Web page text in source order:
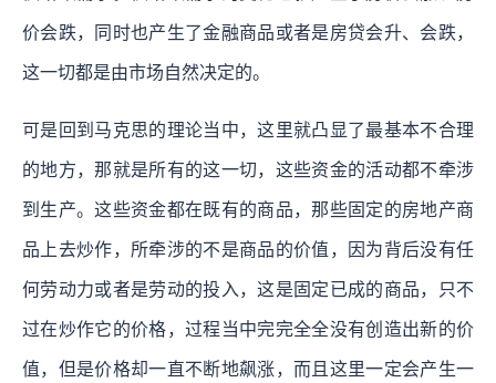
价会跌，同时也产生了金融商品或者是房贷会升、会跌，
这一切都是由市场自然决定的。
可是回到马克思的理论当中，这里就凸显了最基本不合理
的地方，那就是所有的这一切，这些资金的活动都不牵涉
到生产。这些资金都在既有的商品，那些固定的房地产商
品上去炒作，所牵涉的不是商品的价值，因为背后没有任
何劳动力或者是劳动的投入，这是固定已成的商品，只不
过在炒作它的价格，过程当中完完全全没有创造出新的价
值，但是价格却一直不断地飙涨，而且这里一定会产生一